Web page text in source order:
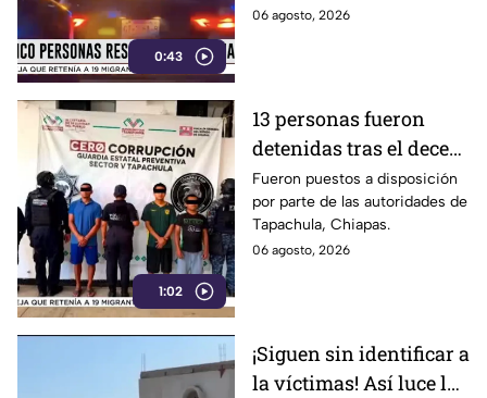
0:43
Estación Delta en León
esclarecer el hecho.
06 agosto, 2026
1:02
13 personas fueron
detenidas tras el deceso
de un menor; esto
sabemos
Fueron puestos a disposición
por parte de las autoridades de
Tapachula, Chiapas.
06 agosto, 2026
¡Siguen sin identificar a
la víctimas! Así luce la